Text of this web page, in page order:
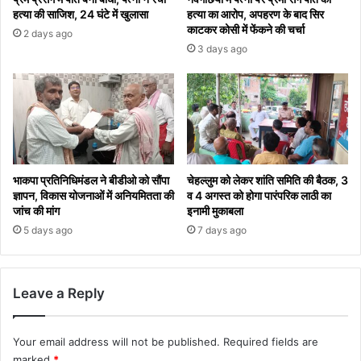
हत्या की साजिश, 24 घंटे में खुलासा
2 days ago
हत्या का आरोप, अपहरण के बाद सिर
काटकर कोसी में फेंकने की चर्चा
3 days ago
भाकपा प्रतिनिधिमंडल ने बीडीओ को सौंपा
ज्ञापन, विकास योजनाओं में अनियमितता की
जांच की मांग
5 days ago
चेहल्लुम को लेकर शांति समिति की बैठक, 3
व 4 अगस्त को होगा पारंपरिक लाठी का
इनामी मुकाबला
7 days ago
Leave a Reply
Your email address will not be published. Required fields are